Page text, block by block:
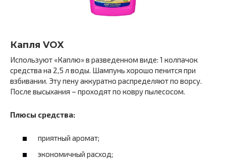
Капля VOX
Используют «Каплю» в разведенном виде: 1 колпачок
средства на 2,5 л воды. Шампунь хорошо пенится при
взбивании. Эту пену аккуратно распределяют по ворсу.
После высыхания – проходят по ковру пылесосом.
Плюсы средства:
приятный аромат;
экономичный расход;